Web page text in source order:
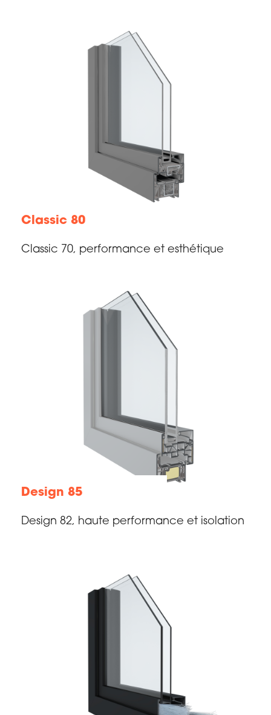
Classic 80
Classic 70, performance et esthétique
Design 85
Design 82, haute performance et isolation